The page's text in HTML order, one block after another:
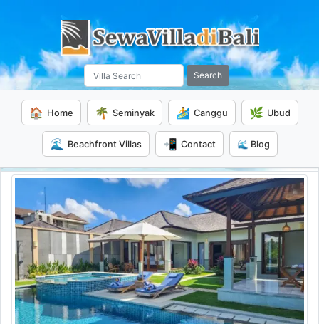
Search
🏠 Home 🌴 Seminyak 🏄 Canggu 🌿 Ubud
🌊 Beachfront Villas 📲 Contact 🌊 Blog